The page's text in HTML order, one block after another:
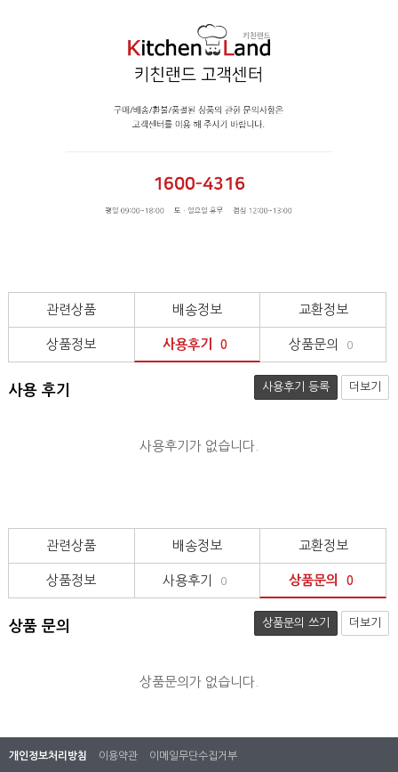
관련상품 배송정보 교환정보
상품정보 사용후기 0 상품문의 0
사용 후기 사용후기 등록 더보기
사용후기가 없습니다.
관련상품 배송정보 교환정보
상품정보 사용후기 0 상품문의 0
상품 문의 상품문의 쓰기 더보기
상품문의가 없습니다.
개인정보처리방침 이용약관 이메일무단수집거부